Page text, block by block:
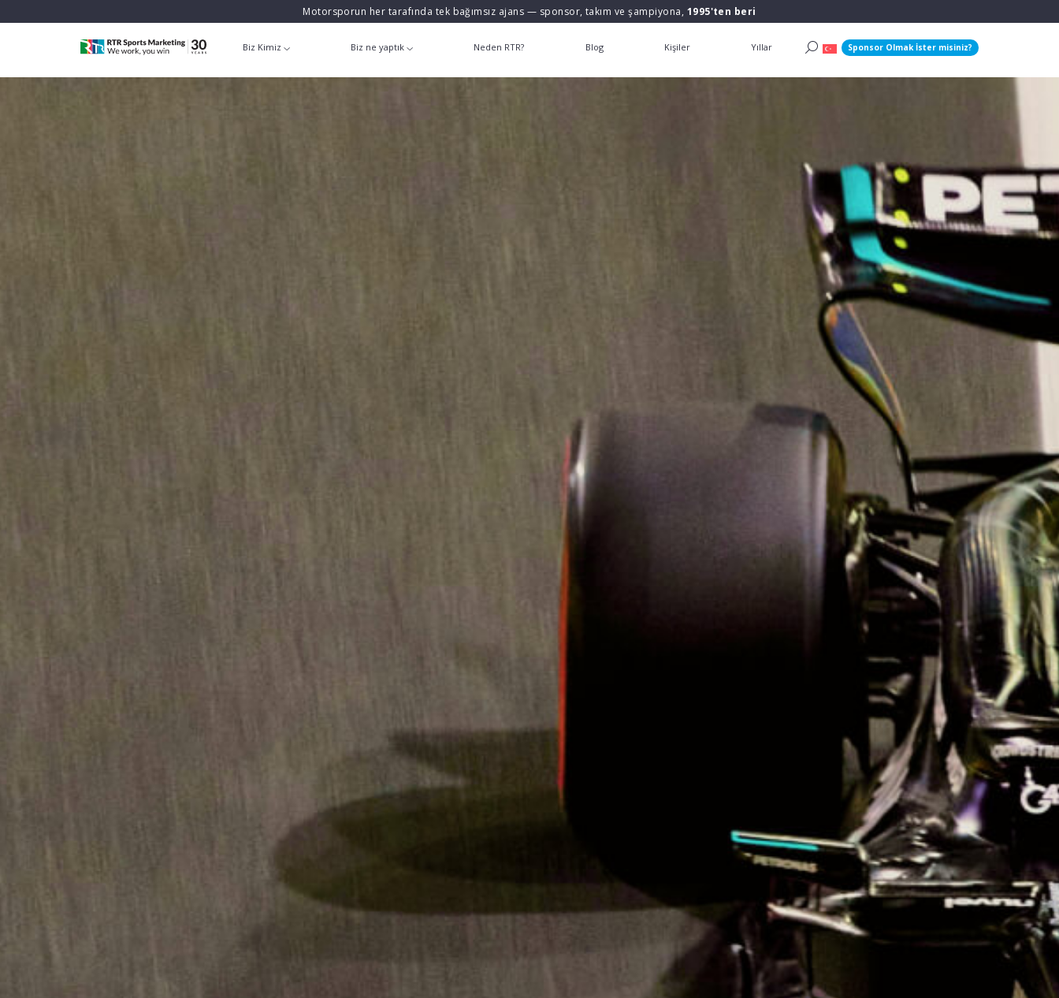
Motorsporun her tarafında tek bağımsız ajans — sponsor, takım ve şampiyona, 1995'ten beri
Biz Kimiz Biz ne yaptık Neden RTR? Blog Kişiler Yıllar Sponsor Olmak İster misiniz?